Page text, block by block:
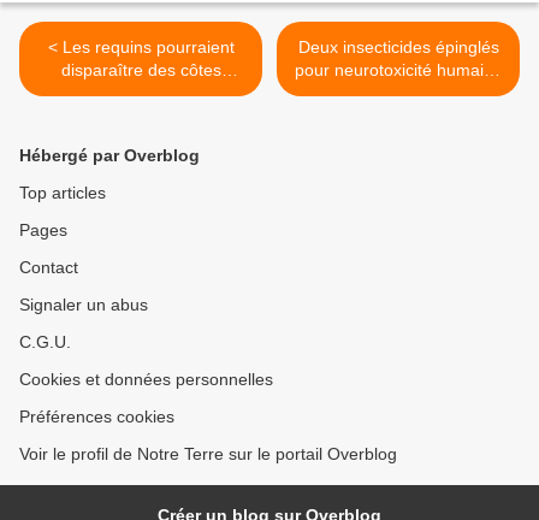
< Les requins pourraient
disparaître des côtes
françaises
Deux insecticides épinglés
pour neurotoxicité humaine
par une agence de l'UE >
Hébergé par Overblog
Top articles
Pages
Contact
Signaler un abus
C.G.U.
Cookies et données personnelles
Préférences cookies
Voir le profil de Notre Terre sur le portail Overblog
Créer un blog sur Overblog